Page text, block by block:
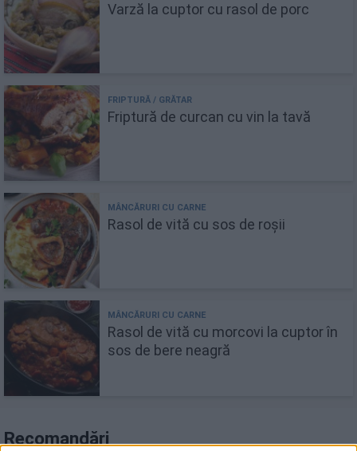
Varză la cuptor cu rasol de porc
Friptură de curcan cu vin la tavă
Rasol de vită cu sos de roșii
Rasol de vită cu morcovi la cuptor în
sos de bere neagră
Recomandări